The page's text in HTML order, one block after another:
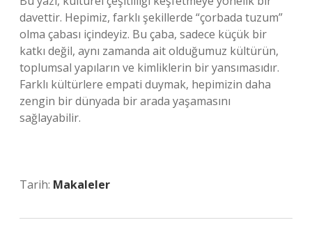
davettir. Hepimiz, farklı şekillerde “çorbada tuzum”
olma çabası içindeyiz. Bu çaba, sadece küçük bir
katkı değil, aynı zamanda ait olduğumuz kültürün,
toplumsal yapıların ve kimliklerin bir yansımasıdır.
Farklı kültürlere empati duymak, hepimizin daha
zengin bir dünyada bir arada yaşamasını
sağlayabilir.
Tarih: Makaleler